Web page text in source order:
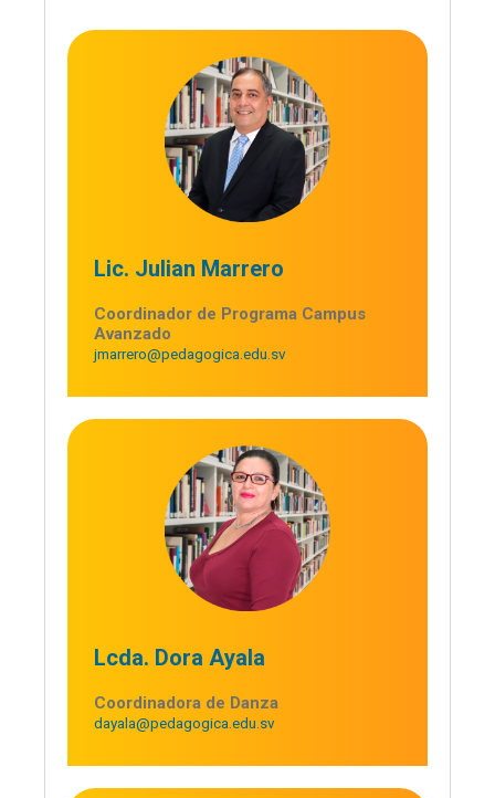
Lic. Julian Marrero
Coordinador de Programa Campus
Avanzado
jmarrero@pedagogica.edu.sv
Lcda. Dora Ayala
Coordinadora de Danza
dayala@pedagogica.edu.sv